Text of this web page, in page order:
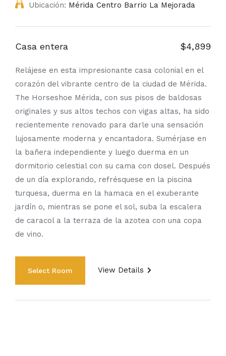
Ubicación: Mérida Centro Barrio La Mejorada
Casa entera $4,899
Relájese en esta impresionante casa colonial en el
corazón del vibrante centro de la ciudad de Mérida.
The Horseshoe Mérida, con sus pisos de baldosas
originales y sus altos techos con vigas altas, ha sido
recientemente renovado para darle una sensación
lujosamente moderna y encantadora. Sumérjase en
la bañera independiente y luego duerma en un
dormitorio celestial con su cama con dosel. Después
de un día explorando, refrésquese en la piscina
turquesa, duerma en la hamaca en el exuberante
jardín o, mientras se pone el sol, suba la escalera
de caracol a la terraza de la azotea con una copa
de vino.
View Details